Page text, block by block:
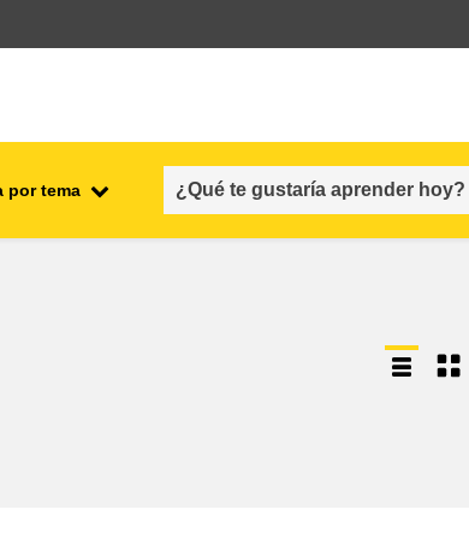
por tema
cadena y seguridad alimenticias